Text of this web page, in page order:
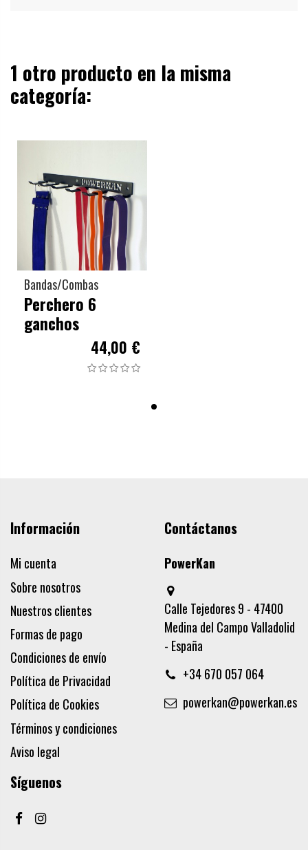
1 otro producto en la misma
categoría:
Bandas/Combas
Perchero 6
ganchos
44,00 €
Información
Mi cuenta
Sobre nosotros
Nuestros clientes
Formas de pago
Condiciones de envío
Política de Privacidad
Política de Cookies
Términos y condiciones
Aviso legal
Contáctanos
PowerKan
Calle Tejedores 9 - 47400
Medina del Campo Valladolid
- España
+34 670 057 064
powerkan@powerkan.es
Síguenos